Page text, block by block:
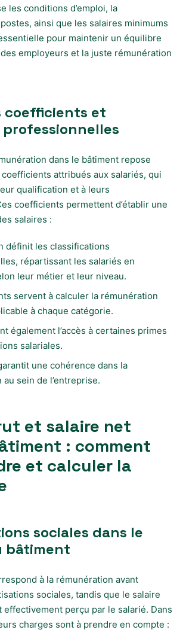
les conditions d’emploi, la
ainsi que les salaires minimums
pour maintenir un équilibre
employeurs et la juste rémunération
coefficients et
dans le bâtiment repose
attribués aux salariés, qui
qualification et à leurs
coefficients permettent d’établir une
salaires :
définit les classifications
répartissant les salariés en
leur métier et leur niveau.
servent à calculer la rémunération
à chaque catégorie.
également l’accès à certaines primes
salariales.
une cohérence dans la
sein de l’entreprise.
et salaire net
: comment
et calculer la
sociales dans le
bâtiment
à la rémunération avant
sociales, tandis que le salaire
effectivement perçu par le salarié. Dans
charges sont à prendre en compte :